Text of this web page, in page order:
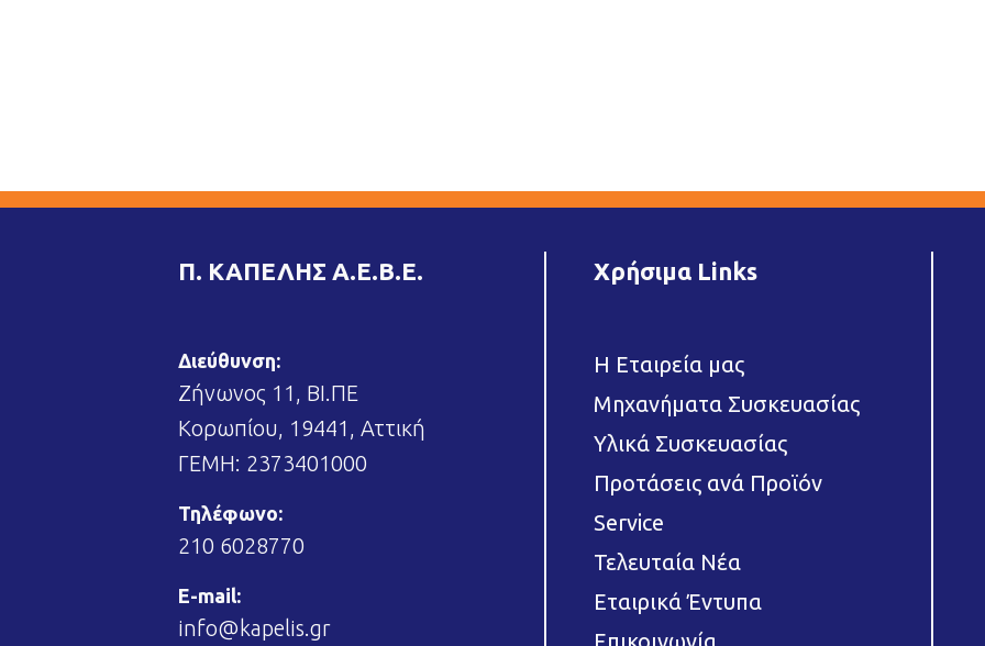
Π. ΚΑΠΕΛΗΣ Α.Ε.Β.Ε.
Διεύθυνση:
Ζήνωνος 11, ΒΙ.ΠΕ
Κορωπίου, 19441, Αττική
ΓΕΜΗ: 2373401000
Τηλέφωνο:
210 6028770
E-mail:
info@kapelis.gr
Χρήσιμα Links
Η Εταιρεία μας
Μηχανήματα Συσκευασίας
Υλικά Συσκευασίας
Προτάσεις ανά Προϊόν
Service
Τελευταία Νέα
Εταιρικά Έντυπα